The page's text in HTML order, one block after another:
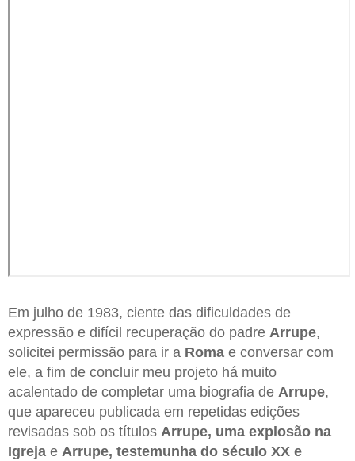
Em julho de 1983, ciente das dificuldades de
expressão e difícil recuperação do padre Arrupe,
solicitei permissão para ir a Roma e conversar com
ele, a fim de concluir meu projeto há muito
acalentado de completar uma biografia de Arrupe,
que apareceu publicada em repetidas edições
revisadas sob os títulos Arrupe, uma explosão na
Igreja e Arrupe, testemunha do século XX e